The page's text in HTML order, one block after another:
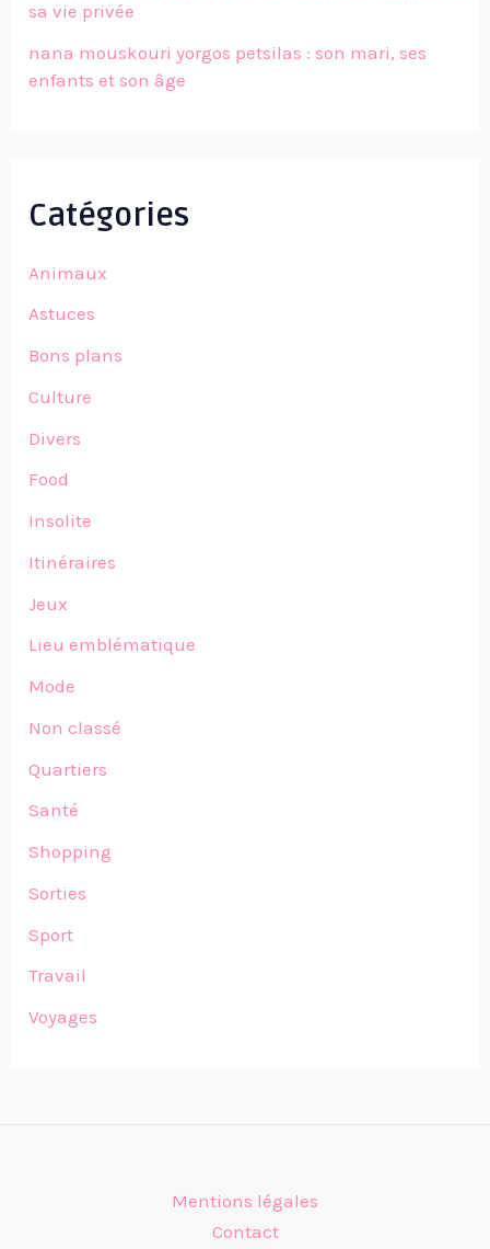
sa vie privée
nana mouskouri yorgos petsilas : son mari, ses
enfants et son âge
Catégories
Animaux
Astuces
Bons plans
Culture
Divers
Food
Insolite
Itinéraires
Jeux
Lieu emblématique
Mode
Non classé
Quartiers
Santé
Shopping
Sorties
Sport
Travail
Voyages
Mentions légales
Contact